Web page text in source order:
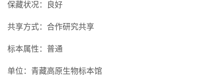
保藏状况：良好
共享方式：合作研究共享
标本属性：普通
单位：青藏高原生物标本馆